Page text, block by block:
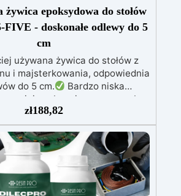
żywica epoksydowa do stołów
FIVE - doskonałe odlewy do 5
cm
używana żywica do stołów z
i majsterkowania, odpowiednia
do 5 cm.
Bardzo niska
bezpieczną pracę bez
Odporna na zarysowania i
filtrom UV i wysokiej jakości
Niska lepkość, eliminująca
i zapewniająca gładkie
Bezpieczna i nietoksyczna,
BPA/VOC, certyfikowana do
kontaktu ze skórą.
zł188,82